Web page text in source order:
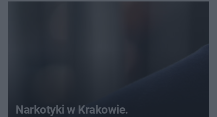
Narkotyki w Krakowie.